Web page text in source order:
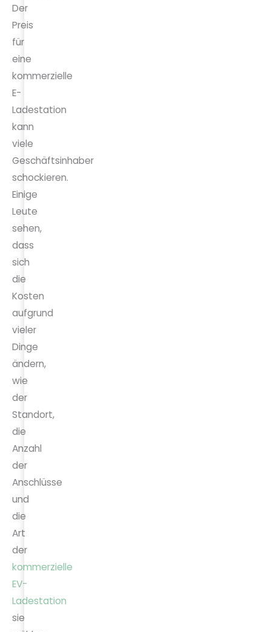
Der
Preis
für
eine
kommerzielle
E-
Ladestation
kann
viele
Geschäftsinhaber
schockieren.
Einige
Leute
sehen,
dass
sich
die
Kosten
aufgrund
vieler
Dinge
ändern,
wie
der
Standort,
die
Anzahl
der
Anschlüsse
und
die
Art
der
kommerzielle
EV-
Ladestation
sie